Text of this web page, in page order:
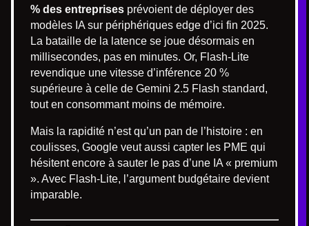
% des entreprises prévoient de déployer des
modèles IA sur périphériques edge d’ici fin 2025.
La bataille de la latence se joue désormais en
millisecondes, pas en minutes. Or, Flash-Lite
revendique une vitesse d’inférence 20 %
supérieure à celle de Gemini 2.5 Flash standard,
tout en consommant moins de mémoire.
Mais la rapidité n’est qu’un pan de l’histoire : en
coulisses, Google veut aussi capter les PME qui
hésitent encore à sauter le pas d’une IA « premium
». Avec Flash-Lite, l’argument budgétaire devient
imparable.